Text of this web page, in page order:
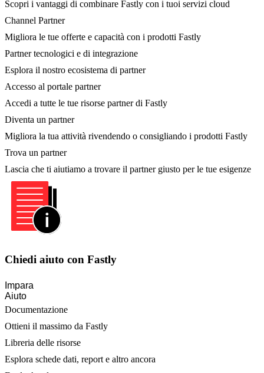
Scopri i vantaggi di combinare Fastly con i tuoi servizi cloud
Channel Partner
Migliora le tue offerte e capacità con i prodotti Fastly
Partner tecnologici e di integrazione
Esplora il nostro ecosistema di partner
Accesso al portale partner
Accedi a tutte le tue risorse partner di Fastly
Diventa un partner
Migliora la tua attività rivendendo o consigliando i prodotti Fastly
Trova un partner
Lascia che ti aiutiamo a trovare il partner giusto per le tue esigenze
Chiedi aiuto con Fastly
Impara
Aiuto
Documentazione
Ottieni il massimo da Fastly
Libreria delle risorse
Esplora schede dati, report e altro ancora